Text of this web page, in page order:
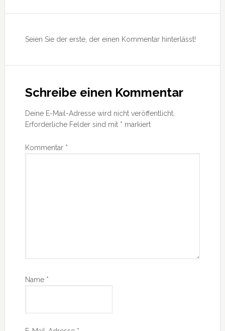
Interaktionen
Seien Sie der erste, der einen Kommentar hinterlässt!
Schreibe einen Kommentar
Deine E-Mail-Adresse wird nicht veröffentlicht.
Erforderliche Felder sind mit * markiert
Kommentar *
Name *